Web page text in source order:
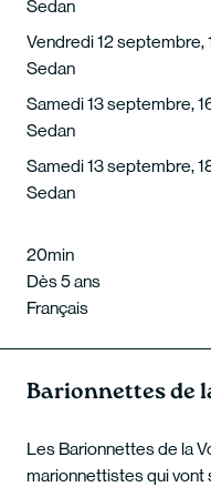
Sedan
Vendredi 12
Sedan
Samedi 13 septembre,
Sedan
Samedi 13 septembre,
Sedan
20min
Dès 5 ans
Français
Barionnettes de
Les Barionnettes de la
marionnettistes qui vont